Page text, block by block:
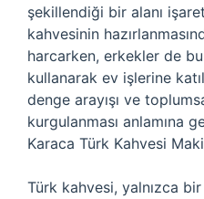
şekillendiği bir alanı
kahvesinin
harcarken, erkekler de
kullanarak ev işlerine
denge arayışı ve
kurgulanması anlamına
Karaca Türk Kahvesi
Türk kahvesi, yalnızca